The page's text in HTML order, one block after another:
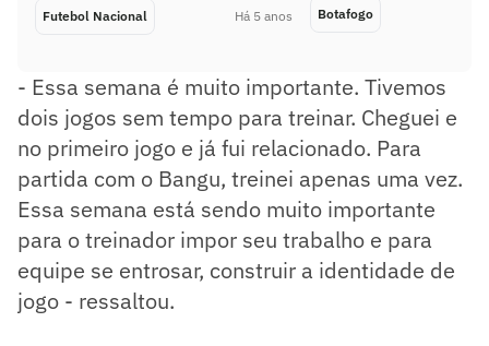
Futebol Nacional Há 5 anos Botafogo
- Essa semana é muito importante. Tivemos
dois jogos sem tempo para treinar. Cheguei e
no primeiro jogo e já fui relacionado. Para
partida com o Bangu, treinei apenas uma vez.
Essa semana está sendo muito importante
para o treinador impor seu trabalho e para
equipe se entrosar, construir a identidade de
jogo - ressaltou.